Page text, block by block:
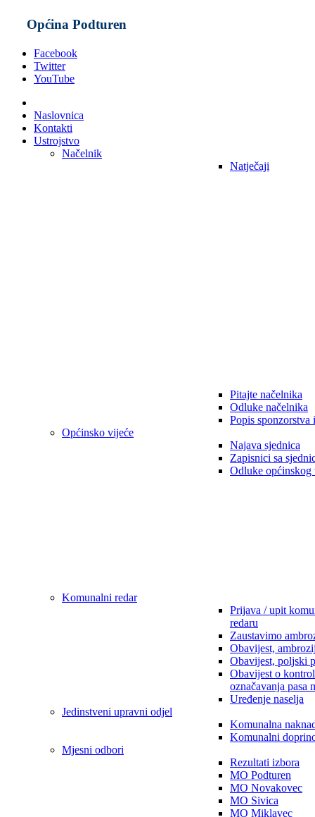
Općina Podturen
Facebook
Twitter
YouTube
Naslovnica
Kontakti
Ustrojstvo
Načelnik
Natječaji
Pitajte načelnika
Odluke načelnika
Popis sponzorstva
Općinsko vijeće
Najava sjednica
Zapisnici sa
Odluke općinskog
Komunalni redar
Prijava / upit
redaru
Zaustavimo
Obavijest,
Obavijest, poljski
Obavijest o
označavanja pasa
Uređenje naselja
Jedinstveni upravni odjel
Komunalna
Komunalni
Mjesni odbori
Rezultati izbora
MO Podturen
MO Novakovec
MO Sivica
MO Miklavec